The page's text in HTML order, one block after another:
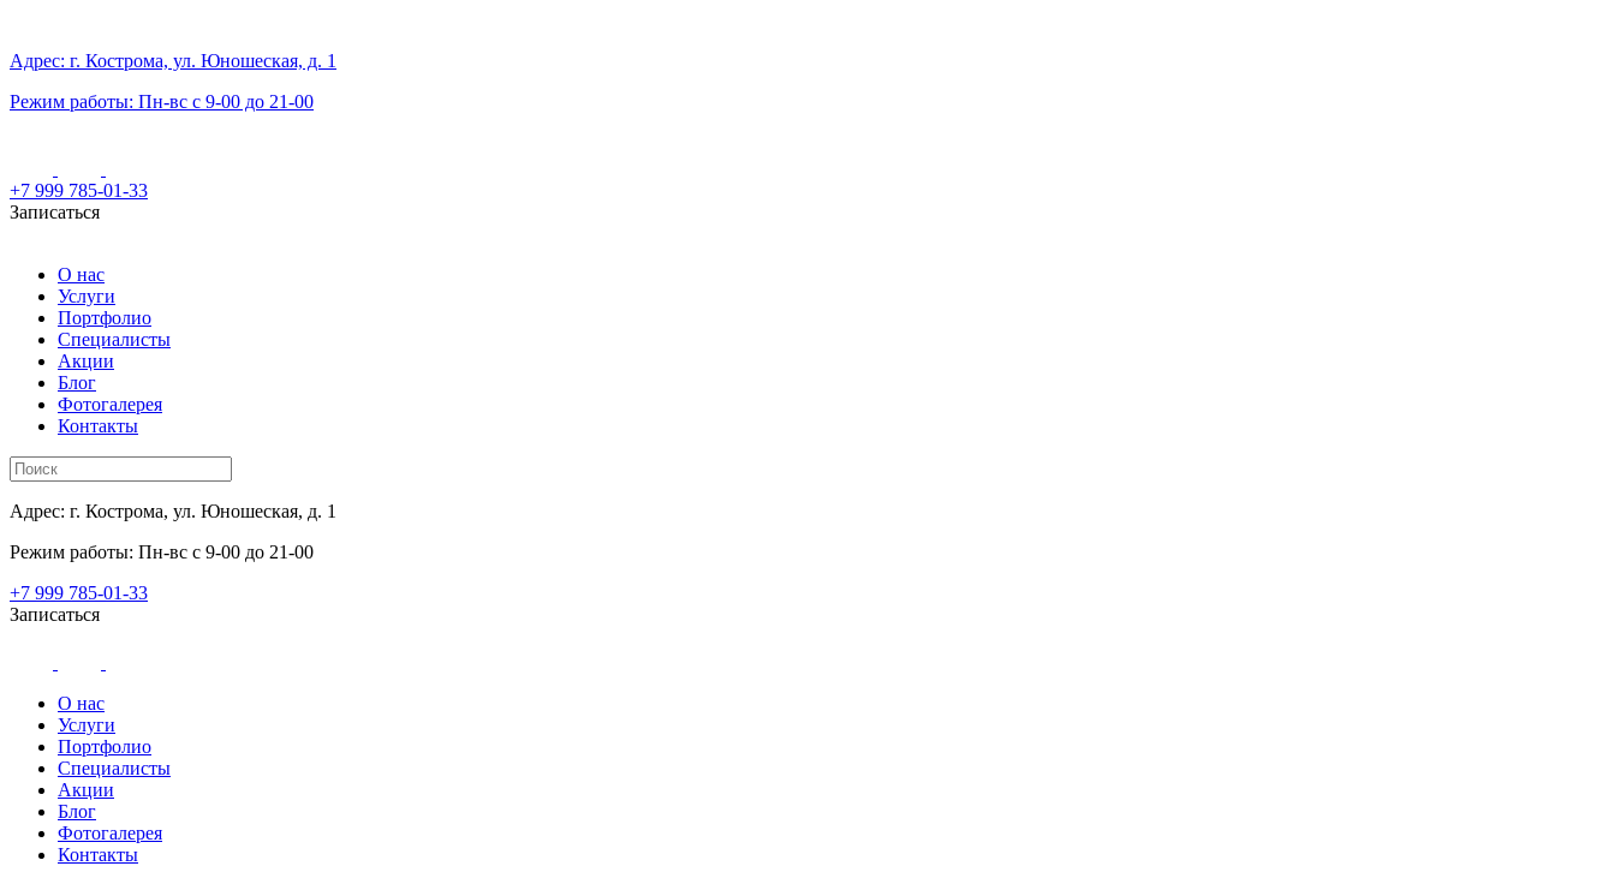
Адрес: г. Кострома, ул. Юношеская, д. 1
Режим работы: Пн-вс с 9-00 до 21-00
+7 999 785-01-33
Записаться
О нас
Услуги
Портфолио
Специалисты
Акции
Блог
Фотогалерея
Контакты
Адрес: г. Кострома, ул. Юношеская, д. 1
Режим работы: Пн-вс с 9-00 до 21-00
+7 999 785-01-33
Записаться
О нас
Услуги
Портфолио
Специалисты
Акции
Блог
Фотогалерея
Контакты